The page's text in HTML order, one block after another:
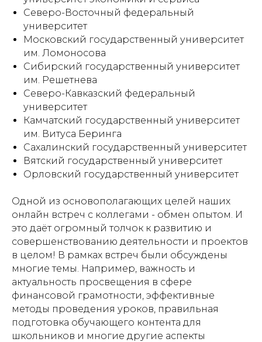
Северо-Восточный федеральный
университет
Московский государственный университет
им. Ломоносова
Сибирский государственный университет
им. Решетнева
Северо-Кавказский федеральный
университет
Камчатский государственный университет
им. Витуса Беринга
Сахалинский государственный университет
Вятский государственный университет
Орловский государственный университет
Одной из основополагающих целей наших
онлайн встреч с коллегами - обмен опытом. И
это даёт огромный толчок к развитию и
совершенствованию деятельности и проектов
в целом! В рамках встреч были обсуждены
многие темы. Например, важность и
актуальность просвещения в сфере
финансовой грамотности, эффективные
методы проведения уроков, правильная
подготовка обучающего контента для
школьников и многие другие аспекты